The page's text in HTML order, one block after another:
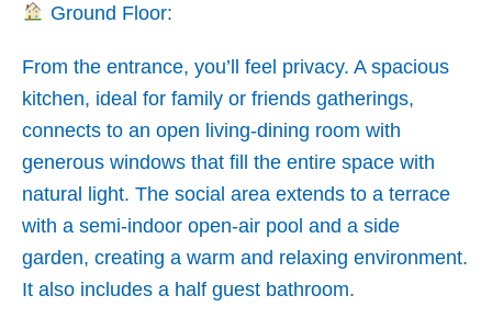
Ground Floor:
From the entrance, you’ll feel privacy. A spacious
kitchen, ideal for family or friends gatherings,
connects to an open living-dining room with
generous windows that fill the entire space with
natural light. The social area extends to a terrace
with a semi-indoor open-air pool and a side
garden, creating a warm and relaxing environment.
It also includes a half guest bathroom.